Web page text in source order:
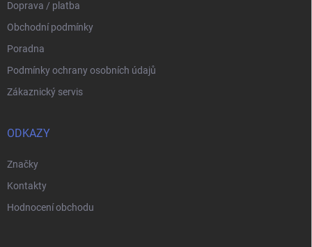
Doprava / platba
Obchodní podmínky
Poradna
Podmínky ochrany osobních údajů
Zákaznický servis
ODKAZY
Značky
Kontakty
Hodnocení obchodu